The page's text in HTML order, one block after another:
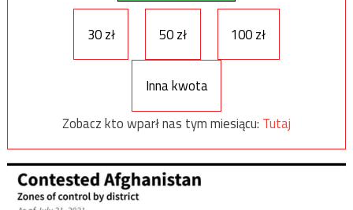
30 zł 50 zł 100 zł
Inna kwota
Zobacz kto wparł nas tym miesiącu: Tutaj